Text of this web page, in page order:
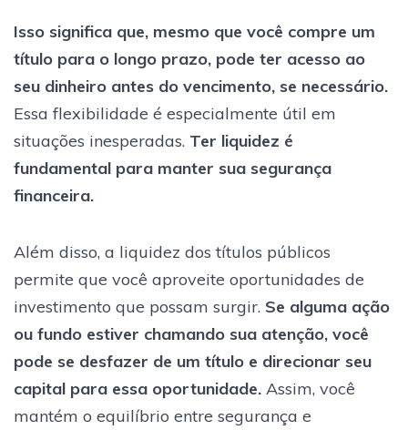
Isso significa que, mesmo que você compre um
título para o longo prazo, pode ter acesso ao
seu dinheiro antes do vencimento, se necessário.
Essa flexibilidade é especialmente útil em
situações inesperadas. Ter liquidez é
fundamental para manter sua segurança
financeira.
Além disso, a liquidez dos títulos públicos
permite que você aproveite oportunidades de
investimento que possam surgir. Se alguma ação
ou fundo estiver chamando sua atenção, você
pode se desfazer de um título e direcionar seu
capital para essa oportunidade. Assim, você
mantém o equilíbrio entre segurança e